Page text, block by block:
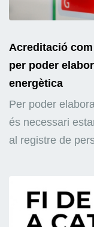
Acreditació
per poder
energètica
Per poder
és necessari
al registre de